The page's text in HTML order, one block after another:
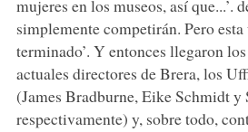
mujeres en los museos, así que...’.
simplemente competirán. Pero esta
terminado’. Y entonces llegaron
actuales directores de Brera, los
(James Bradburne, Eike Schmidt y
respectivamente) y, sobre todo,